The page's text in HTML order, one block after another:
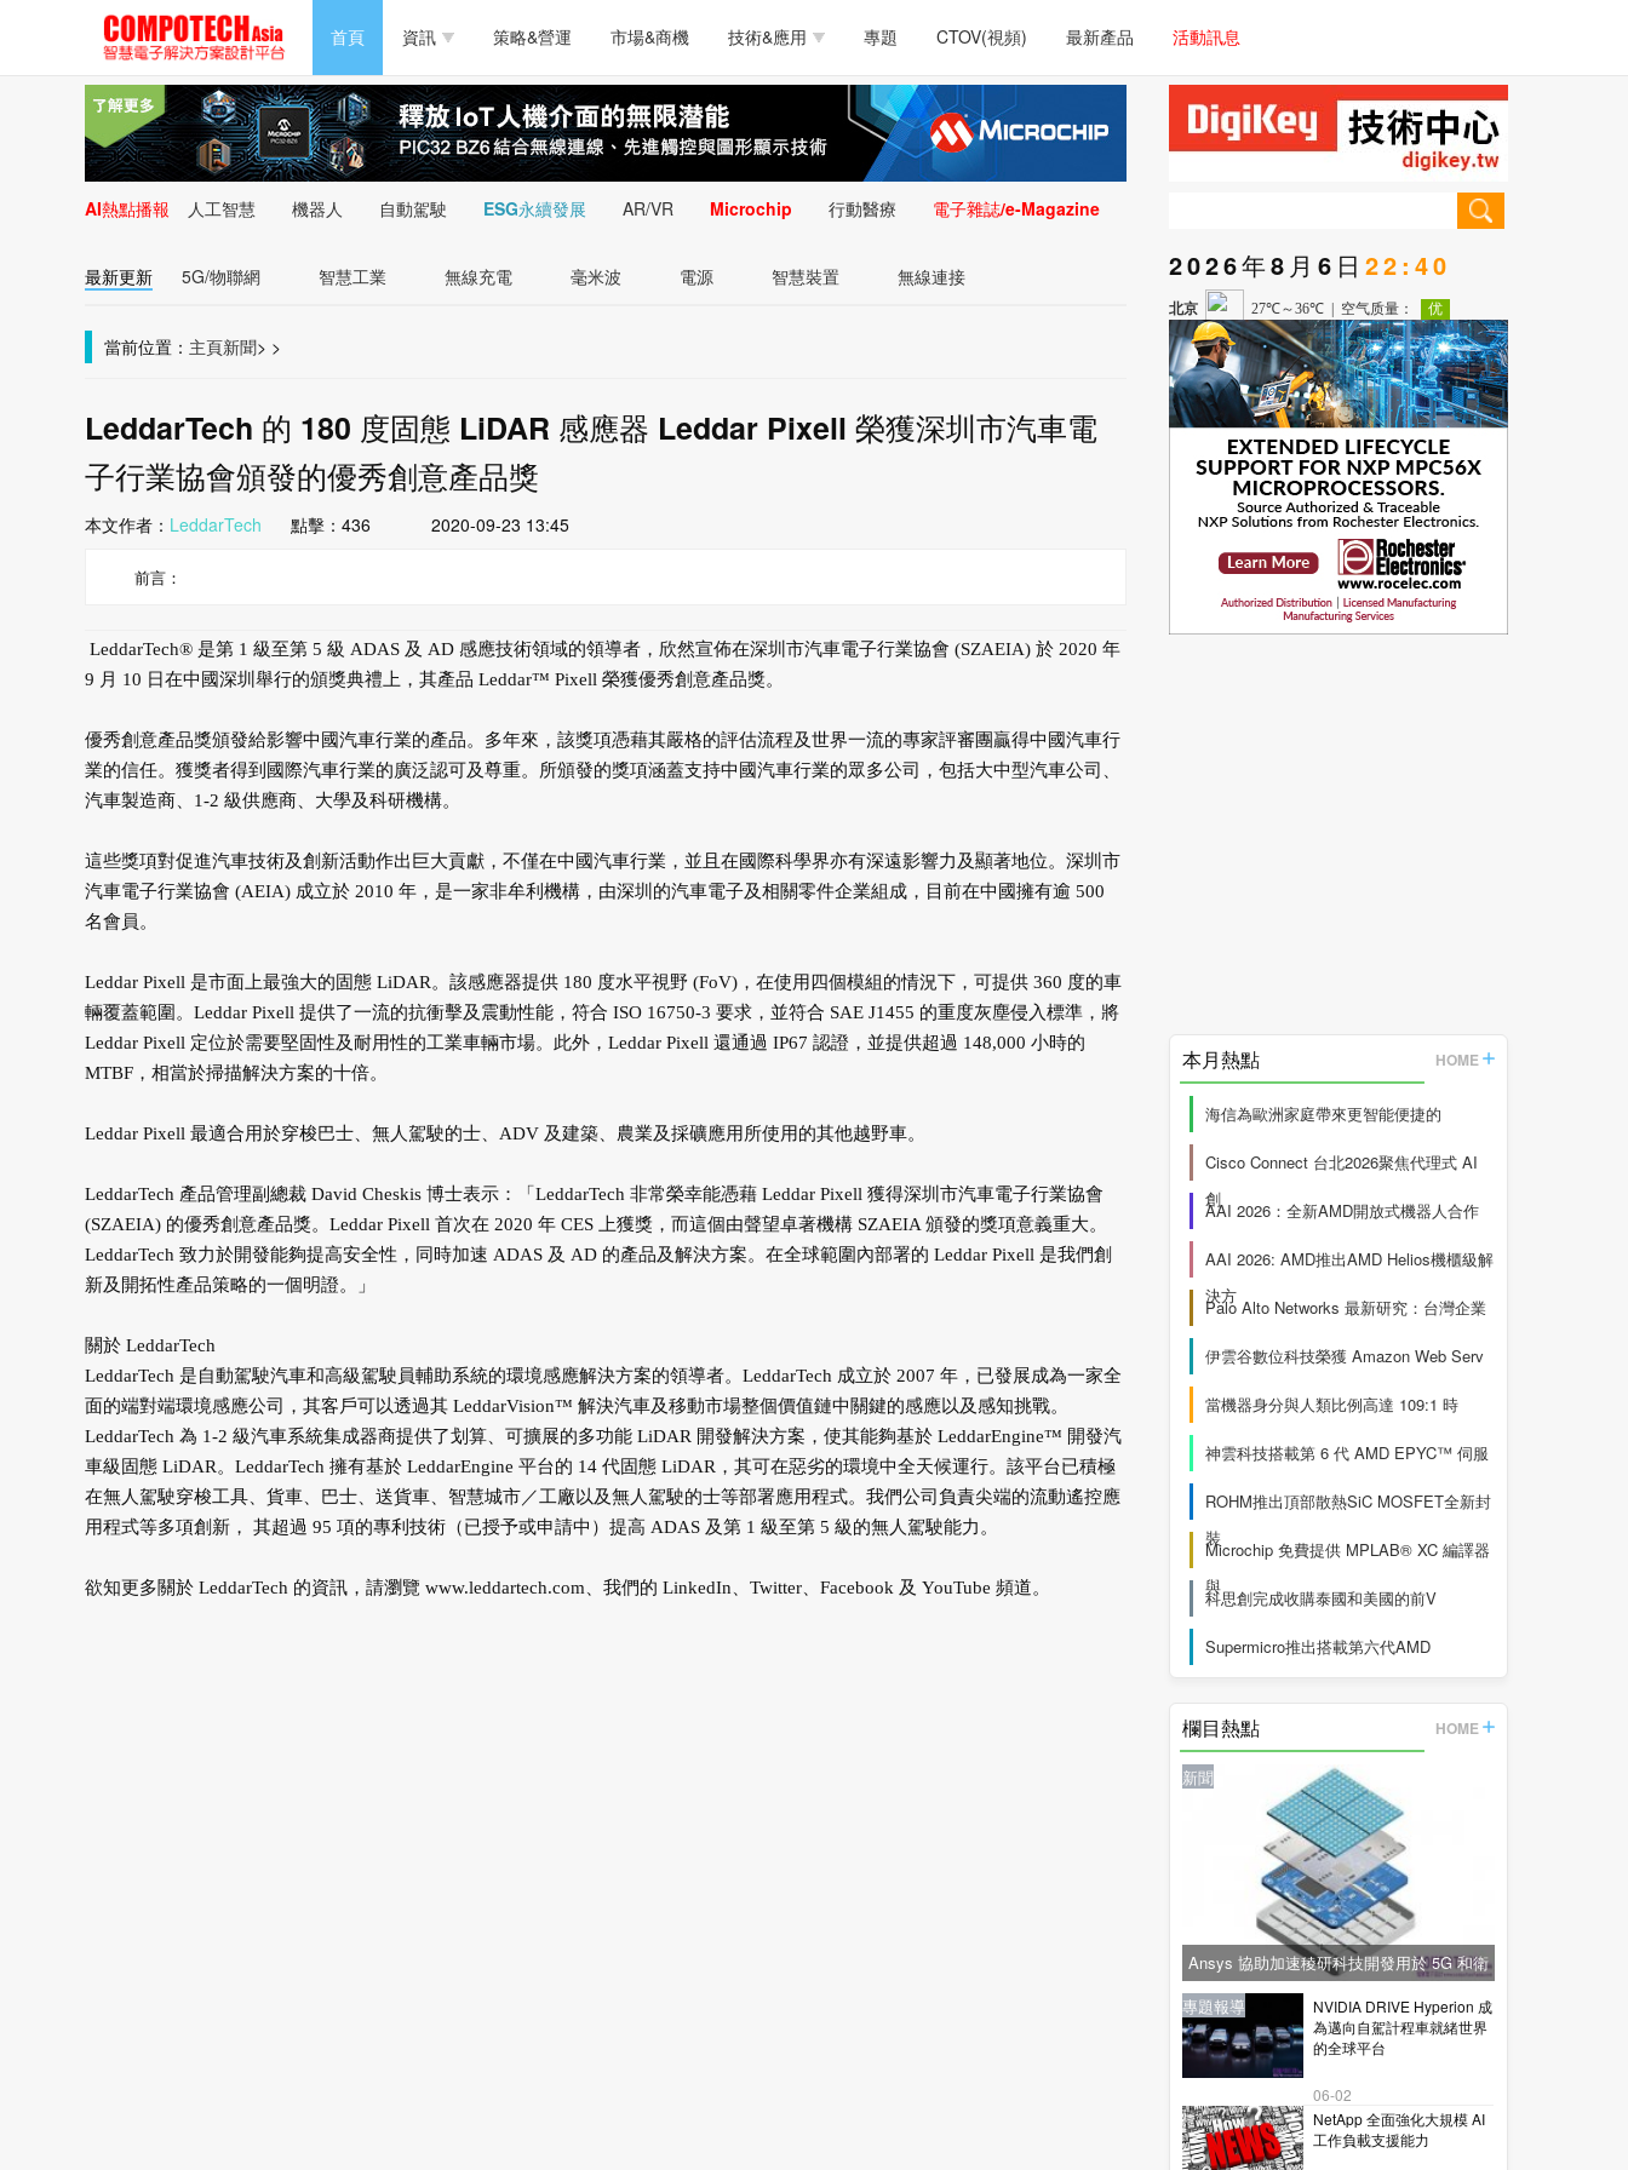
首頁 資訊
半導體/零組件 測試量測
PC/周邊 軟體/工具 醫療電子
新能源 人工智慧 安防監控
策略&營運 市場&商機 技術&應用
電源技術
醫療電子 通訊&網路
類比技術 LED/照明技術 微處理器/微控制器
嵌入技術 感測技術
專題 CTOV(視頻) 最新產品 活動訊息
PC/周邊 軟體/工具 醫療電子
新能源 人工智慧 安防監控
醫療電子 通訊&網路 介面技術
類比技術 LED/照明技術 微處理器/微控制器
嵌入技術 感測技術 量測儀器
智慧型視覺影像/監
控技術
AI熱點播報 人工智慧 機器人 自動駕駛 ESG永續發展 AR/VR Microchip 行動醫療 電子雜誌/e-Magazine
最新更新 5G/物聯網 智慧工業 無線充電 毫米波 電源 智慧裝置 無線連接
當前位置： 主頁 >
新聞 >
LeddarTech 的 180 度固態 LiDAR 感應器 Leddar Pixell 榮獲深圳市汽車電
子行業協會頒發的優秀創意產品獎
本文作者： LeddarTech 點擊： 436 2020-09-23 13:45
前言：
LeddarTech® 是第 1 級至第 5 級 ADAS 及 AD 感應技術領域的領導者，欣然宣佈在深圳市汽車電子行業協會 (SZAEIA) 於 2020 年
9 月 10 日在中國深圳舉行的頒獎典禮上，其產品 Leddar™ Pixell 榮獲優秀創意產品獎。
優秀創意產品獎頒發給影響中國汽車行業的產品。多年來，該獎項憑藉其嚴格的評估流程及世界一流的專家評審團贏得中國汽車行
業的信任。獲獎者得到國際汽車行業的廣泛認可及尊重。所頒發的獎項涵蓋支持中國汽車行業的眾多公司，包括大中型汽車公司、
汽車製造商、1-2 級供應商、大學及科研機構。
這些獎項對促進汽車技術及創新活動作出巨大貢獻，不僅在中國汽車行業，並且在國際科學界亦有深遠影響力及顯著地位。深圳市
汽車電子行業協會 (AEIA) 成立於 2010 年，是一家非牟利機構，由深圳的汽車電子及相關零件企業組成，目前在中國擁有逾 500
名會員。
Leddar Pixell 是市面上最強大的固態 LiDAR。該感應器提供 180 度水平視野 (FoV)，在使用四個模組的情況下，可提供 360 度的車
輛覆蓋範圍。Leddar Pixell 提供了一流的抗衝擊及震動性能，符合 ISO 16750-3 要求，並符合 SAE J1455 的重度灰塵侵入標準，將
Leddar Pixell 定位於需要堅固性及耐用性的工業車輛市場。此外，Leddar Pixell 還通過 IP67 認證，並提供超過 148,000 小時的
MTBF，相當於掃描解決方案的十倍。
Leddar Pixell 最適合用於穿梭巴士、無人駕駛的士、ADV 及建築、農業及採礦應用所使用的其他越野車。
LeddarTech 產品管理副總裁 David Cheskis 博士表示：「LeddarTech 非常榮幸能憑藉 Leddar Pixell 獲得深圳市汽車電子行業協會
(SZAEIA) 的優秀創意產品獎。Leddar Pixell 首次在 2020 年 CES 上獲獎，而這個由聲望卓著機構 SZAEIA 頒發的獎項意義重大。
LeddarTech 致力於開發能夠提高安全性，同時加速 ADAS 及 AD 的產品及解決方案。在全球範圍內部署的 Leddar Pixell 是我們創
新及開拓性產品策略的一個明證。」
關於 LeddarTech
LeddarTech 是自動駕駛汽車和高級駕駛員輔助系統的環境感應解決方案的領導者。LeddarTech 成立於 2007 年，已發展成為一家全
面的端對端環境感應公司，其客戶可以透過其 LeddarVision™ 解決汽車及移動市場整個價值鏈中關鍵的感應以及感知挑戰。
LeddarTech 為 1-2 級汽車系統集成器商提供了划算、可擴展的多功能 LiDAR 開發解決方案，使其能夠基於 LeddarEngine™ 開發汽
車級固態 LiDAR。LeddarTech 擁有基於 LeddarEngine 平台的 14 代固態 LiDAR，其可在惡劣的環境中全天候運行。該平台已積極
在無人駕駛穿梭工具、貨車、巴士、送貨車、智慧城市／工廠以及無人駕駛的士等部署應用程式。我們公司負責尖端的流動遙控應
用程式等多項創新， 其超過 95 項的專利技術（已授予或申請中）提高 ADAS 及第 1 級至第 5 級的無人駕駛能力。
欲知更多關於 LeddarTech 的資訊，請瀏覽 www.leddartech.com、 我們的 LinkedIn、Twitter、Facebook 及 YouTube 頻道。
2026年8月6日 22:40
本月熱點 HOME
海信為歐洲家庭帶來更智能便捷的
Cisco Connect 台北2026聚焦代理式 AI
創
AAI 2026：全新AMD開放式機器人合作
AAI 2026: AMD推出AMD Helios機櫃級解
決方
Palo Alto Networks 最新研究：台灣企業
伊雲谷數位科技榮獲 Amazon Web Serv
當機器身分與人類比例高達 109:1 時
神雲科技搭載第 6 代 AMD EPYC™ 伺服
ROHM推出頂部散熱SiC MOSFET全新封
裝
Microchip 免費提供 MPLAB® XC 編譯器
與
科思創完成收購泰國和美國的前V
Supermicro推出搭載第六代AMD
EPYC™
欄目熱點 HOME
新聞
Ansys 協助加速稜研科技開發用於 5G 和衛
星通訊的下一代毫米波技術
新聞
NVIDIA DRIVE Hyperion 成
為邁向自駕計程車就緒世界
的全球平台
06-02
新聞
NetApp 全面強化大規模 AI
工作負載支援能力
專題報導
新聞
專題報導